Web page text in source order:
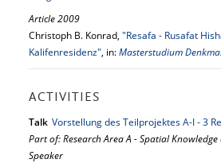
Article 2009
Christoph B. Konrad, "Resafa - Rusafat
Kalifenresidenz", in:Masterstudium
ACTIVITIES
Talk Vorstellung des Teilprojektes A-I - 3
Part of: Research Area A - Spatial
Speaker